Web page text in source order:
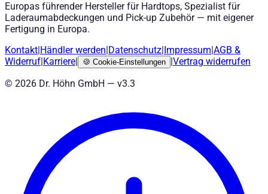
Europas führender Hersteller für Hardtops, Spezialist für
Laderaumabdeckungen und Pick-up Zubehör — mit eigener
Fertigung in Europa.
Kontakt|Händler werden|Datenschutz|Impressum|AGB &
Widerruf|Karriere| 🍪 Cookie-Einstellungen |Vertrag widerrufen
© 2026 Dr. Höhn GmbH — v3.3